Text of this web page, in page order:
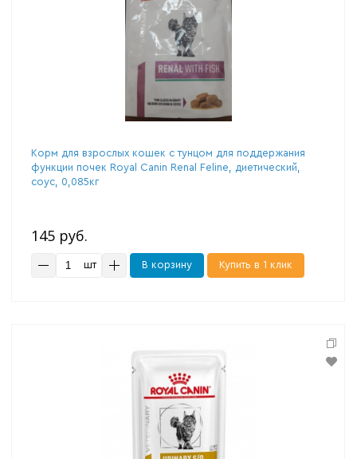
Корм для взрослых кошек с тунцом для поддержания
функции почек Royal Canin Renal Feline, диетический,
соус, 0,085кг
145 руб.
шт В корзину Купить в 1 клик